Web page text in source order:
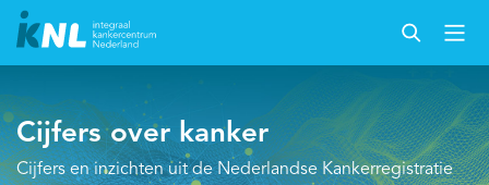
Cijfers over kanker
Cijfers en inzichten uit de Nederlandse Kankerregistratie